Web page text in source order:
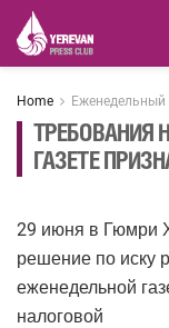
Home
ГАЗЕТЕ
29 июня в Гюмри
решение по иску
еженедельной
налоговой